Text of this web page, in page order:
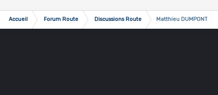
Accueil Forum Route Discussions Route Matthieu DUMPONT